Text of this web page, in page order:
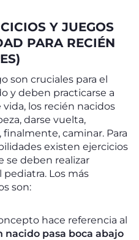
Y JUEGOS
PARA RECIÉN
son cruciales para el
y deben practicarse a
los recién nacidos
darse vuelta,
finalmente, caminar. Para
existen ejercicios
se deben realizar
Los más
son:
hace referencia al
pasa boca abajo